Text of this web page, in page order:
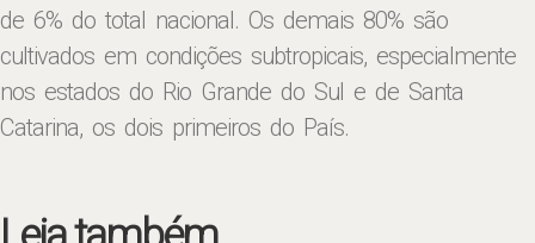
de 6% do total nacional. Os demais 80% são
cultivados em condições subtropicais, especialmente
nos estados do Rio Grande do Sul e de Santa
Catarina, os dois primeiros do País.